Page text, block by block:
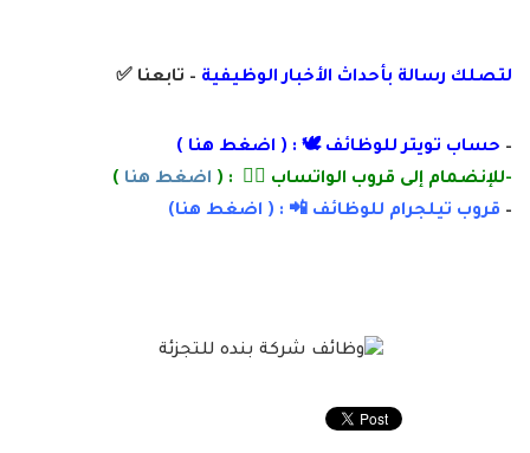
لتصلك رسالة بأحداث الأخبار الوظيفية – تابعنا ✅
– حساب تويتر للوظائف 🕊 : ( اضغط هنا )
-للإنضمام إلى قروب الواتساب 👌🏽 : ( اضغط هنا )
– قروب تيلجرام للوظائف 📲 : ( اضغط هنا)